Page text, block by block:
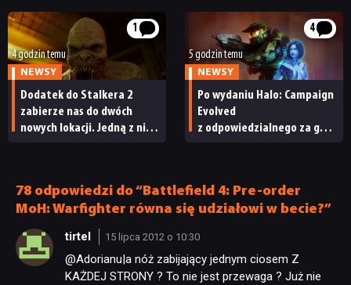
1
4 godzin temu
NEWSY
Dodatek do Stalkera 2
zabierze nas do dwóch
nowych lokacji. Jedną z nich
4
5 godzin temu
NEWSY
Po wydaniu Halo: Campaign
Evolved
z odpowiedzialnego za grę
78 odpowiedzi do “Battlefield 4: Pre-order
MoH: Warfighter równa się udziałowi w becie?”
tirtel 15 lipca 2012 o 10:30
@Adorianu|a nóż zabijający jednym ciosem Z
KAŻDEJ STRONY ? To nie jest przewaga ? Już nie